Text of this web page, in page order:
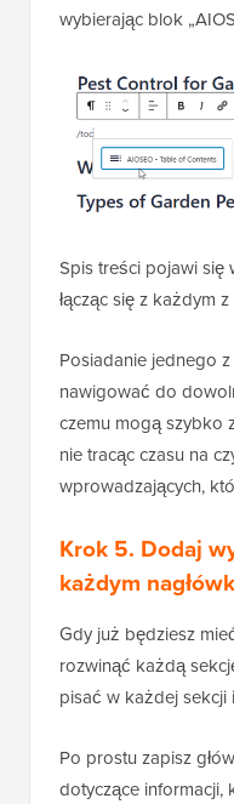
wybierając blok
Spis treści pojawi się
łącząc się z każdym
Posiadanie jednego
nawigować do
czemu mogą szybko
nie tracąc czasu na
wprowadzających,
Krok 5. Dodaj
każdym
Gdy już będziesz
rozwinąć każdą
pisać w każdej sekcji
Po prostu zapisz
dotyczące informacji,